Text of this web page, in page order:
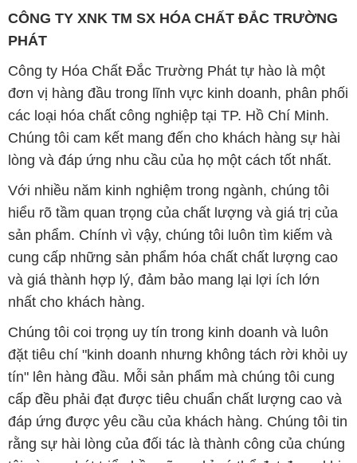
các loại hóa chất công nghiệp tại TP. Hồ Chí Minh.
Chúng tôi cam kết mang đến cho khách hàng sự hài
lòng và đáp ứng nhu cầu của họ một cách tốt nhất.
Với nhiều năm kinh nghiệm trong ngành, chúng tôi
hiểu rõ tầm quan trọng của chất lượng và giá trị của
sản phẩm. Chính vì vậy, chúng tôi luôn tìm kiếm và
cung cấp những sản phẩm hóa chất chất lượng cao
và giá thành hợp lý, đảm bảo mang lại lợi ích lớn
nhất cho khách hàng.
Chúng tôi coi trọng uy tín trong kinh doanh và luôn
đặt tiêu chí "kinh doanh nhưng không tách rời khỏi uy
tín" lên hàng đầu. Mỗi sản phẩm mà chúng tôi cung
cấp đều phải đạt được tiêu chuẩn chất lượng cao và
đáp ứng được yêu cầu của khách hàng. Chúng tôi tin
rằng sự hài lòng của đối tác là thành công của chúng
tôi và sự phát triển bền vững chỉ có thể đạt được khi
cùng nhau hợp tác và phát triển.
Với đội ngũ nhân viên chuyên nghiệp, giàu kinh
nghiệm và tận tâm, chúng tôi có khả năng đáp ứng